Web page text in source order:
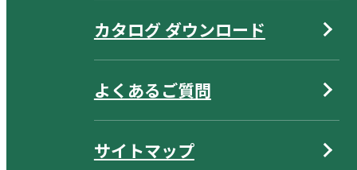
カタログ ダウンロード
よくあるご質問
サイトマップ